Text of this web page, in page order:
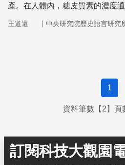
產。在人體內，糖皮質素的濃度
糖皮質素與體重的關係。
王道還 ｜ 中央研究院歷史語言研究
1
資料筆數【2】頁
訂閱科技大觀園